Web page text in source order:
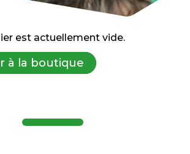
est actuellement vide.
à la boutique